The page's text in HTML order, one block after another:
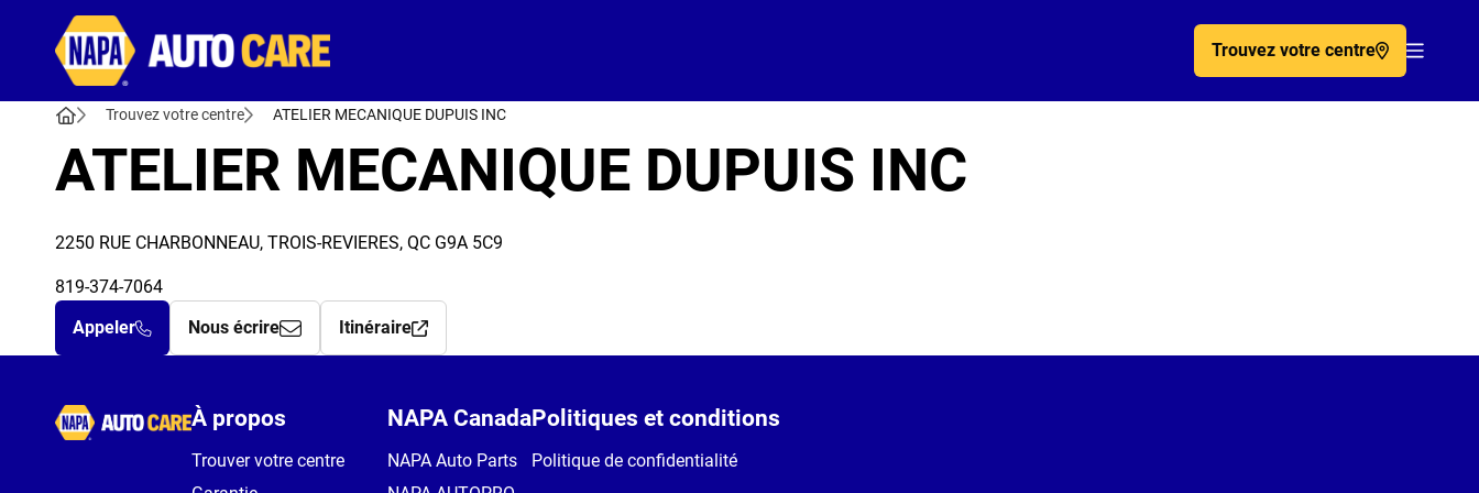
Trouvez votre centre
Trouvez votre centre ATELIER MECANIQUE DUPUIS INC
ATELIER MECANIQUE DUPUIS INC
2250 RUE CHARBONNEAU, TROIS-REVIERES, QC G9A 5C9
819-374-7064
Appeler
Nous écrire Itinéraire
Autocare
À propos
Trouver votre centre
NAPA Canada
NAPA Auto Parts
Politiques et conditions
Politique de confidentialité